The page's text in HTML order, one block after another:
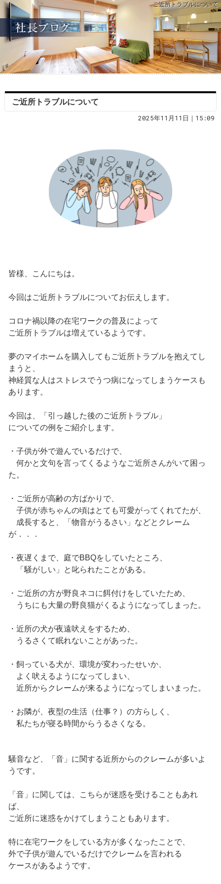
ご近所トラブルについて
ご近所トラブルについて
2025年11月11日｜15:09
皆様、こんにちは。
今回はご近所トラブルについてお伝えします。
コロナ禍以降の在宅ワークの普及によって
ご近所トラブルは増えているようです。
夢のマイホームを購入してもご近所トラブルを抱えてし
まうと、
神経質な人はストレスでうつ病になってしまうケースも
あります。
今回は、「引っ越した後のご近所トラブル」
についての例をご紹介します。
・子供が外で遊んでいるだけで、
何かと文句を言ってくるようなご近所さんがいて困っ
た。
・ご近所が高齢の方ばかりで、
子供が赤ちゃんの頃はとても可愛がってくれてたが、
成長すると、「物音がうるさい」などとクレーム
が．．．
・夜遅くまで、庭でBBQをしていたところ、
「騒がしい」と叱られたことがある。
・ご近所の方が野良ネコに餌付けをしていたため、
うちにも大量の野良猫がくるようになってしまった。
・近所の犬が夜遠吠えをするため、
うるさくて眠れないことがあった。
・飼っている犬が、環境が変わったせいか、
よく吠えるようになってしまい、
近所からクレームが来るようになってしまいまった。
・お隣が、夜型の生活（仕事？）の方らしく、
私たちが寝る時間からうるさくなる。
騒音など、「音」に関する近所からのクレームが多いよ
うです。
「音」に関しては、こちらが迷惑を受けることもあれ
ば、
ご近所に迷惑をかけてしまうこともあります。
特に在宅ワークをしている方が多くなったことで、
外で子供が遊んでいるだけでクレームを言われる
ケースがあるようです。